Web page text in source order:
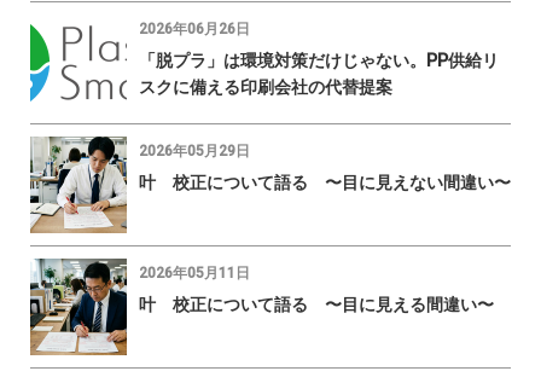
2026年06月26日
「脱プラ」は環境対策だけじゃない。PP供給リ
スクに備える印刷会社の代替提案
2026年05月29日
叶 校正について語る 〜目に見えない間違い〜
2026年05月11日
叶 校正について語る 〜目に見える間違い〜